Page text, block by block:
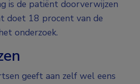
is de patiënt doorverwijzen
doet 18 procent van de
onderzoek.
geeft aan zelf wel eens